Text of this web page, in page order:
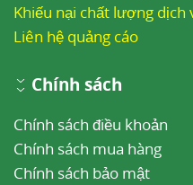
Khiếu nại chất lượng dịch
Liên hệ quảng cáo
Chính sách
Chính sách điều khoản
Chính sách mua hàng
Chính sách bảo mật